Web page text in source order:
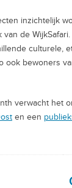
inzichtelijk
de
culturele,
ook bewoners
verwacht het
en een